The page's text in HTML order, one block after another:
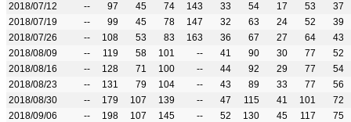
2018/07/12
-- 97 45 74 143 33 54 17 53
37
2018/07/19
-- 99 45 78 147 32 63 24 52
39
2018/07/26
-- 108 53 83 163 36 67 27 64
43
2018/08/09
-- 119 58 101 -- 41 90 30 77
52
2018/08/16
-- 128 71 100 -- 44 92 29 77
54
2018/08/23
-- 131 79 104 -- 43 89 33 77
56
2018/08/30
-- 179 107 139 -- 47 115 41 101
72
2018/09/06
-- 198 107 145 -- 52 130 45 117
75